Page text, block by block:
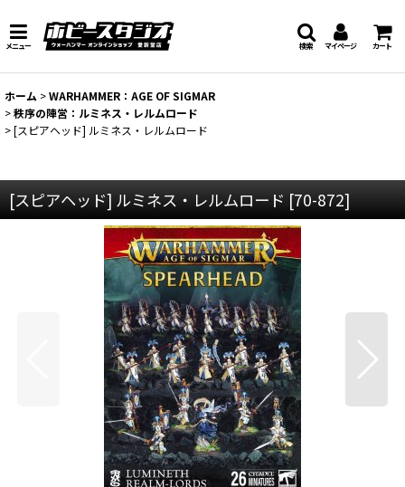
メニュー マイページ カート
検索
ホーム >WARHAMMER：AGE OF SIGMAR
>秩序の陣営：ルミネス・レルムロード
>[スピアヘッド] ルミネス・レルムロード
[スピアヘッド] ルミネス・レルムロード [70-872]